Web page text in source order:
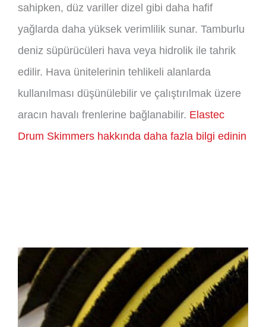
sahipken, düz variller dizel gibi daha hafif
yağlarda daha yüksek verimlilik sunar. Tamburlu
deniz süpürücüleri hava veya hidrolik ile tahrik
edilir. Hava ünitelerinin tehlikeli alanlarda
kullanılması düşünülebilir ve çalıştırılmak üzere
aracın havalı frenlerine bağlanabilir. Elastec
Drum Skimmers hakkında daha fazla bilgi edinin